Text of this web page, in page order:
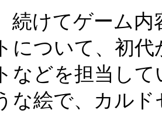
続けてゲーム内
トについて、初
トなどを担当し
な絵で、カル